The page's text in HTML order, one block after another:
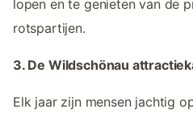
lopen en te genieten van de
rotspartijen.
3. De Wildschönau
Elk jaar zijn mensen jachtig